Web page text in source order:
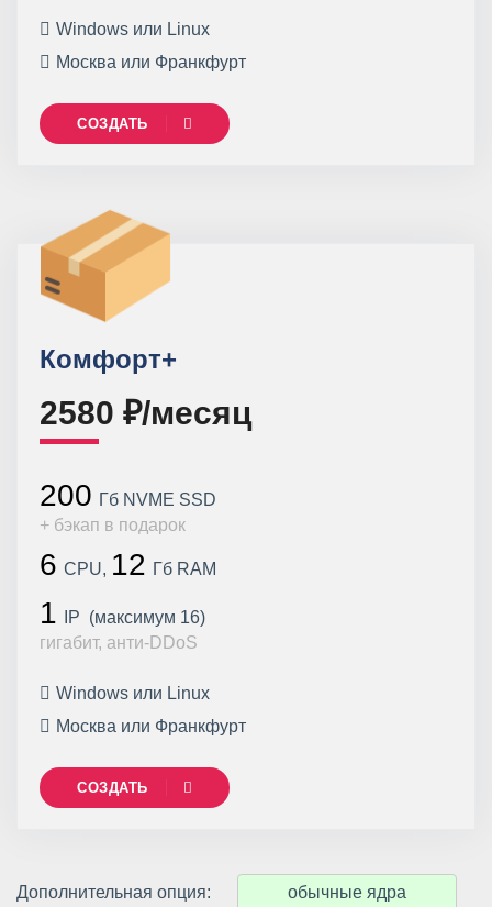
Windows или Linux
Москва или Франкфурт
СОЗДАТЬ
Комфорт+
2580 ₽/месяц
200 Гб NVME SSD
+ бэкап в подарок
6 CPU, 12 Гб RAM
1
IP (максимум 16)
гигабит, анти-DDoS
Windows или Linux
Москва или Франкфурт
СОЗДАТЬ
Дополнительная опция: обычные ядра